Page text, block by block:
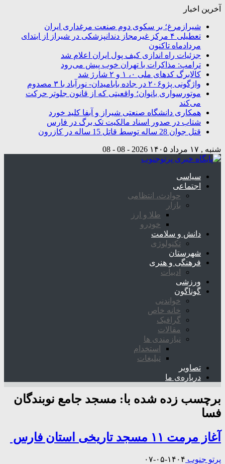
آخرین اخبار
شیرازمرغ؛ بر سکوی دوم صنعت مرغداری ایران
تعطیلی ۴ مرکز غیرمجاز دندانپزشکی در شیراز از ابتدای
مردادماه تاکنون
جزئیات راه اندازی کیف پول ایران اعلام شد
ترامپ: مذاکرات با تهران خوب پیش می‌رود
کالابرگ کدهای ملی ۰، ۱ و ۲ شارژ شد
واژگونی پژو۲۰۶ در جاده بابامیدان- نورآباد با ۳ مصدوم
موتورسواری بانوان؛ واقعیتی که از قانون جلوتر حرکت
می‌کند
همکاری دانشگاه صنعتی شیراز و آبفا کلید خورد
شتاب در صدور اسناد مالکیت تک برگ در فارس
قتل جوان 28 ساله توسط قاتل 15 ساله در کازرون
شنبه , ۱۷ مرداد ۱۴۰۵ 2026 - 08 - 08
سیاسی
اجتماعی
حوادث، انتظامی
بازار
طلا و ارز
خودرو
دانش و سلامت
تکنولوژی
شهرستان
فرهنگی و هنری
ادبیات
ورزشی
گوناگون
خواندنی
خانه خاص
گرافیک
مقالات
نیازمندی ها
استخدام
تبلیغات
تصاویر
درباره‌ی ما
برچسب زده شده با: مسجد جامع نوبندگان
فسا
آغاز مرمت ۱۱ مسجد تاریخی استان فارس
پرتو جنوب ۱۴۰۴-۰۵-۰۷